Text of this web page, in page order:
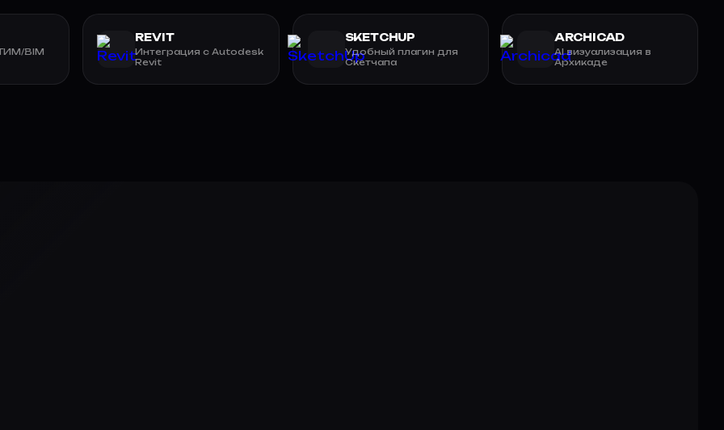
BIM
REVIT
Интеграция с Autodesk
Revit
SKETCHUP
Удобный плагин для
Скетчапа
ARCHICAD
AI визуализация в
Архикаде